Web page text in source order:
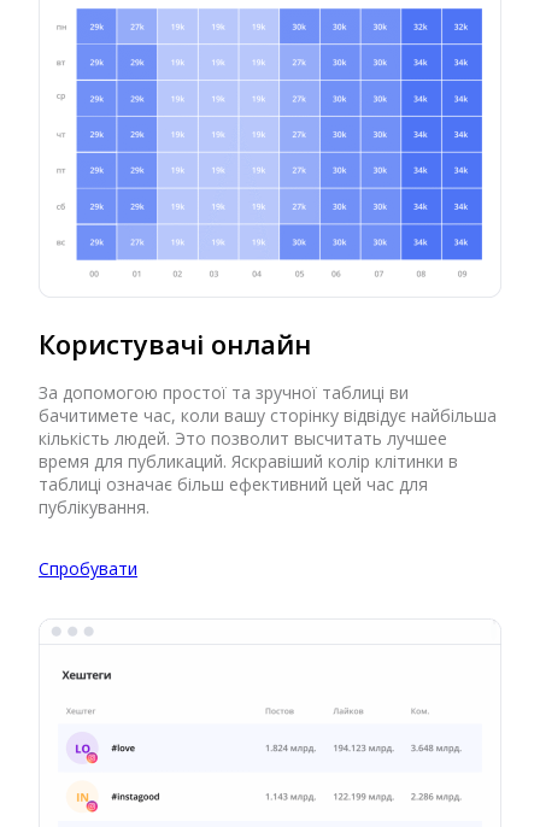
Користувачі онлайн
За допомогою простої та зручної таблиці ви
бачитимете час, коли вашу сторінку відвідує найбільша
кількість людей. Это позволит высчитать лучшее
время для публикаций. Яскравіший колір клітинки в
таблиці означає більш ефективний цей час для
публікування.
Спробувати